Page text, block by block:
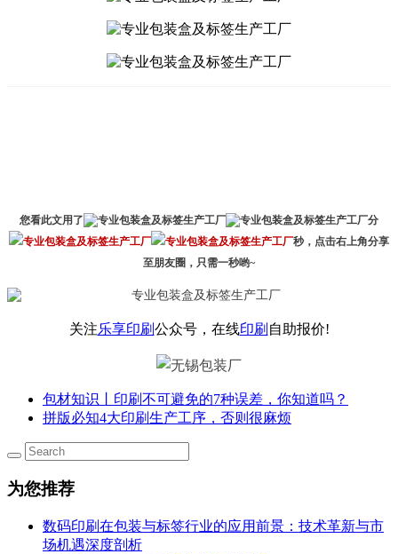
您看此文用了
分
秒，点击右上角分享
至朋友圈，只需一秒哟~
关注乐享印刷公众号，在线印刷 自助报价!
包材知识丨印刷不可避免的7种误差，你知道吗？
拼版必知4大印刷生产工序，否则很麻烦
为您推荐
数码印刷在包装与标签行业的应用前景：技术革新与市
场机遇深度剖析